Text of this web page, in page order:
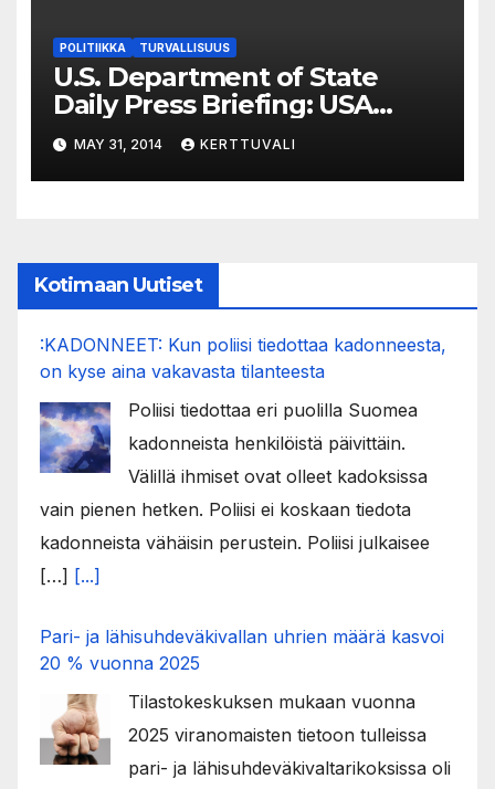
POLITIIKKA TURVALLISUUS
U.S. Department of State
Daily Press Briefing: USA
vaatii Thaimaahan pikaisia
vaaleja
MAY 31, 2014 KERTTUVALI
Kotimaan Uutiset
:KADONNEET: Kun poliisi tiedottaa kadonneesta,
on kyse aina vakavasta tilanteesta
Poliisi tiedottaa eri puolilla Suomea
kadonneista henkilöistä päivittäin.
Välillä ihmiset ovat olleet kadoksissa
vain pienen hetken. Poliisi ei koskaan tiedota
kadonneista vähäisin perustein. Poliisi julkaisee
[…] [...]
Pari- ja lähisuhdeväkivallan uhrien määrä kasvoi
20 % vuonna 2025
Tilastokeskuksen mukaan vuonna
2025 viranomaisten tietoon tulleissa
pari- ja lähisuhdeväkivaltarikoksissa oli